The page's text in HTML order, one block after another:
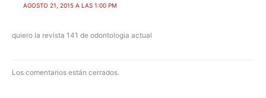
AGOSTO 21, 2015 A LAS 1:00 PM
quiero la revista 141 de odontologia actual
Los comentarios están cerrados.